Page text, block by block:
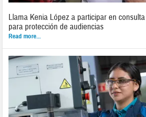
Llama Kenia López a participar en
para protección de audiencias
Read more...